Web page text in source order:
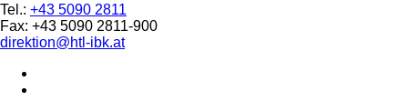
Tel.: +43 5090 2811
Fax: +43 5090 2811-900
direktion@htl-ibk.at